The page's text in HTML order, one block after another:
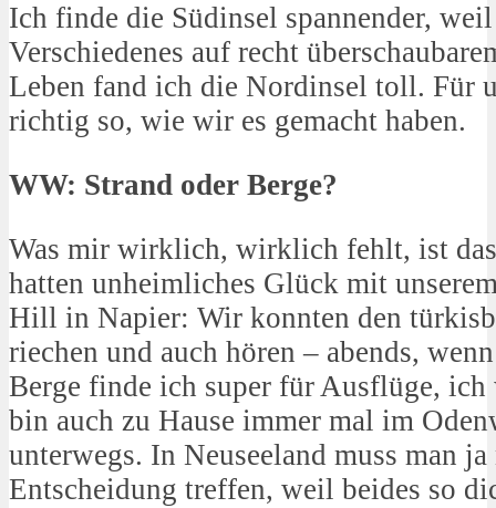
Ich finde die Südinsel spannender,
Verschiedenes auf recht
Leben fand ich die Nordinsel toll. Für
richtig so, wie wir es gemacht haben.
WW: Strand oder Berge?
Was mir wirklich, wirklich fehlt, ist
hatten unheimliches Glück mit
Hill in Napier: Wir konnten den
riechen und auch hören – abends,
Berge finde ich super für Ausflüge, ich
bin auch zu Hause immer mal im
unterwegs. In Neuseeland muss man
Entscheidung treffen, weil beides so